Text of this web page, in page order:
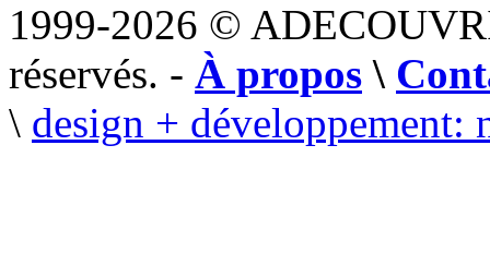
1999-2026 ©
réservés. - À propos \
\ design + développement: